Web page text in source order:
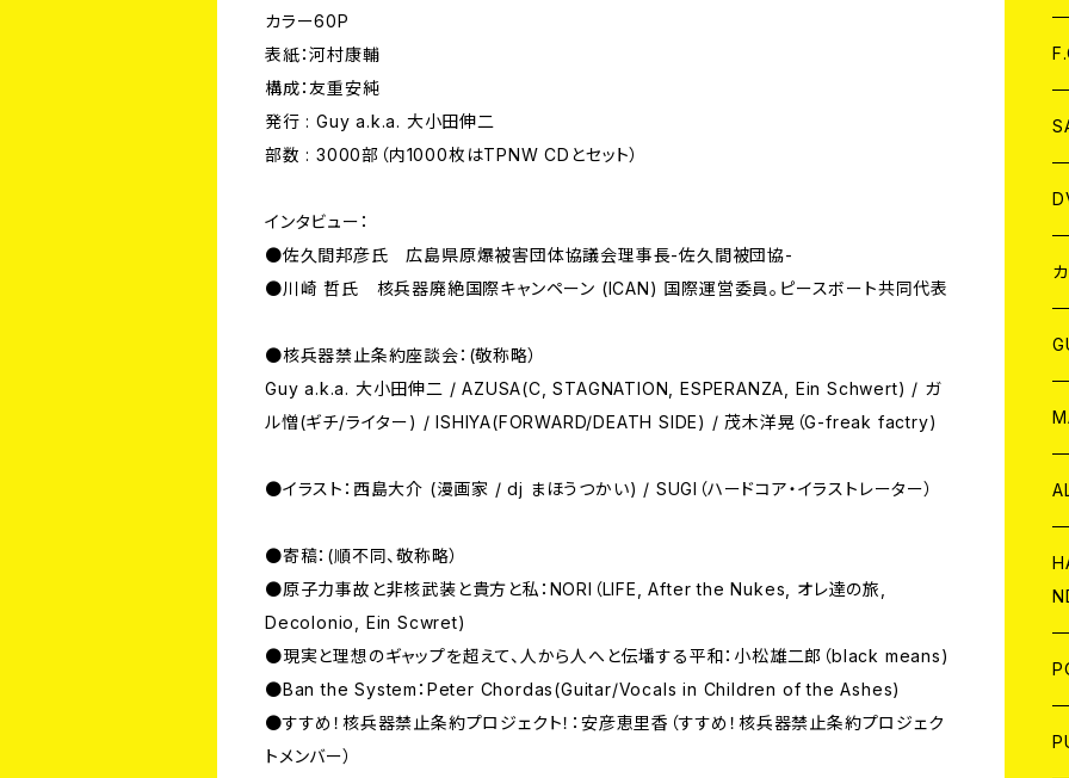
カラー60P
表紙：河村康輔
構成：友重安純
発行 : Guy a.k.a. 大小田伸二
部数 : 3000部（内1000枚はTPNW CDとセット）
インタビュー：
●佐久間邦彦氏 広島県原爆被害団体協議会理事長-佐久間被団協-
●川崎 哲氏 核兵器廃絶国際キャンペーン (ICAN) 国際運営委員。ピースボート共同代表
●核兵器禁止条約座談会：(敬称略）
Guy a.k.a. 大小田伸二 / AZUSA(C, STAGNATION, ESPERANZA, Ein Schwert) / ガ
ル憎(ギチ/ライター) / ISHIYA(FORWARD/DEATH SIDE) / 茂木洋晃（G-freak factry)
●イラスト：西島大介 (漫画家 / dj まほうつかい) / SUGI（ハードコア・イラストレーター）
●寄稿：(順不同、敬称略）
●原子力事故と非核武装と貴方と私：NORI（LIFE, After the Nukes, オレ達の旅,
Decolonio, Ein Scwret)
●現実と理想のギャップを超えて、人から人へと伝墦する平和：小松雄二郎（black means)
●Ban the System：Peter Chordas(Guitar/Vocals in Children of the Ashes)
●すすめ！核兵器禁止条約プロジェクト！：安彦恵里香（すすめ！核兵器禁止条約プロジェク
トメンバー）